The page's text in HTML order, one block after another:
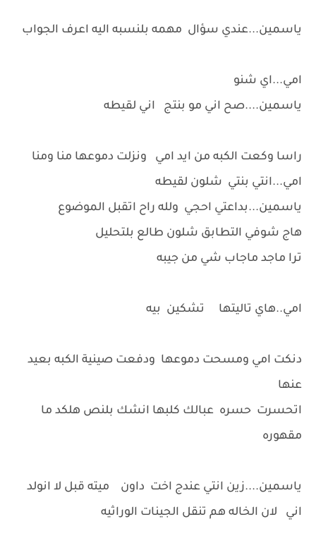
ياسمين...عندي سؤال مهمه بلنسبه اليه اعرف الجواب
امي...اي شنو
ياسمين....صح اني مو بنتج اني لقيطه
راسا وكعت الكبه من ايد امي ونزلت دموعها منا ومنا
امي...انتي بنتي شلون لقيطه
ياسمين...بداعتي احجي ولله راح اتقبل الموضوع
هاج شوفي التطابق شلون طالع بلتحليل
ترا ماجد ماجاب شي من جيبه
امي..هاي تاليتها تشكين بيه
دنكت امي ومسحت دموعها ودفعت صينية الكبه بعيد
عنها
اتحسرت حسره عبالك كلبها انشك بلنص هلكد ما
مقهوره
ياسمين....زين انتي عندج اخت داون ميته قبل لا انولد
اني لان الخاله هم تنقل الجينات الوراثيه